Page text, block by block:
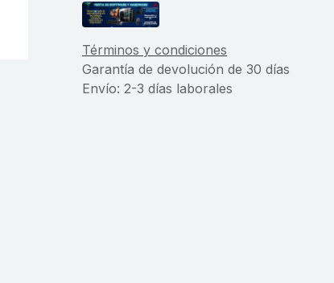
Términos y condiciones
Garantía de devolución de 30 días
Envío: 2-3 días laborales